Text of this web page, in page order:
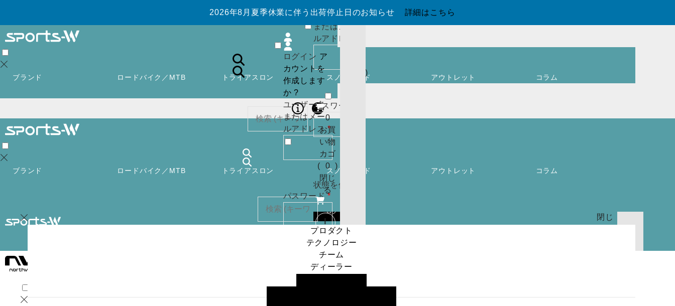
2026年8月夏季休業に伴う出荷停止日のお知らせ 詳細はこちら
ブランド ロードバイク／MTB トライアスロン スノーボード アウトレット コラム
検索
ユーザー名
またはメー
ルアドレス
須
パスワード
須
ログイン
状態を保存
ログイン
パスワード
をお忘れで
すか ?
0
い物
)
閉じ
商品
ブランド ロードバイク／MTB トライアスロン スノーボード アウトレット コラム
ログイン ア
カウントを
作成します
か ?
ユーザー名
またはメー
ルアドレス*必
須
パスワード*
ログイン
状態を保存
0
お買
い物
カゴ
(
0
)
閉じ
る
カー
トに
商品
はあ
作成します
閉じ
プロダクト
テクノロジー
チーム
ディーラー